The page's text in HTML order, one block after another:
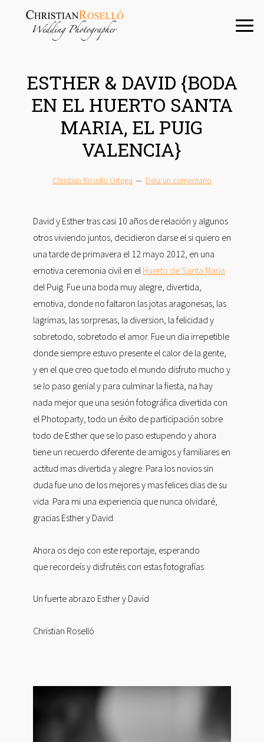
contenido
principalESTHER & DAVID {BODA
EN EL HUERTO SANTA
MARIA, EL PUIG
VALENCIA}
Christian Rosello Ortega Deja un comentario
David y Esther tras casi 10 años de relación y algunos
otros viviendo juntos, decidieron darse el si quiero en
una tarde de primavera el 12 mayo 2012, en una
emotiva ceremonia civil en el Huerto de Santa Maria
del Puig. Fue una boda muy alegre, divertida,
emotiva, donde no faltaron las jotas aragonesas, las
lagrimas, las sorpresas, la diversion, la felicidad y
sobretodo, sobretodo el amor. Fue un dia irrepetible
donde siempre estuvo presente el calor de la gente,
y en el que creo que todo el mundo disfruto mucho y
se lo paso genial y para culminar la fiesta, na hay
nada mejor que una sesión fotográfica divertida con
el Photoparty, todo un éxito de participación sobre
todo de Esther que se lo paso estupendo y ahora
tiene un recuerdo diferente de amigos y familiares en
actitud mas divertida y alegre. Para los novios sin
duda fue uno de los mejores y mas felices dias de su
vida. Para mi una experiencia que nunca olvidaré,
gracias Esther y David.
Ahora os dejo con este reportaje, esperando
que recordeís y disfrutéis con estas fotografías.
Un fuerte abrazo Esther y David
Christian Roselló